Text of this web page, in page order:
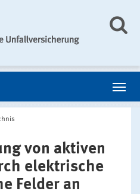
von aktiven
elektrische
Felder an